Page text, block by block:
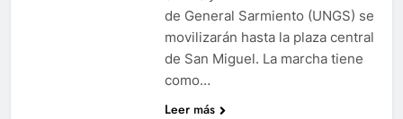
de General Sarmiento (UNGS) se
movilizarán hasta la plaza central
de San Miguel. La marcha tiene
como…
Leer más